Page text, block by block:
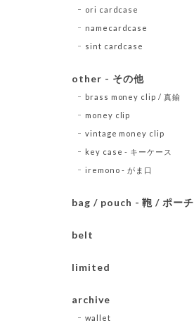
ori cardcase
namecardcase
sint cardcase
other - その他
brass money clip / 真鍮
money clip
vintage money clip
key case - キーケース
iremono - がま口
bag / pouch - 鞄 / ポーチ
belt
limited
archive
wallet